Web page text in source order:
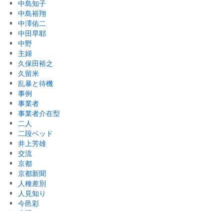
中島知子
中島裕翔
中澤佑二
中田早耶
中野
主婦
久保田裕之
久留米
乱暴と待機
事例
事業者
事業者介在型
二人
二段ベッド
井上芳雄
交流
京都
京都新聞
人種差別
人見知り
今邑彩